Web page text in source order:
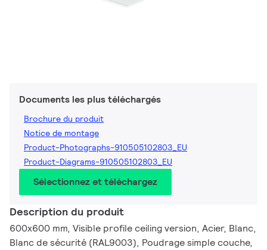
Documents les plus téléchargés
Brochure du produit
Notice de montage
Product-Photographs-910505102803_EU
Product-Diagrams-910505102803_EU
Sélectionnez et téléchargez
Description du produit
600x600 mm, Visible profile ceiling version, Acier, Blanc,
Blanc de sécurité (RAL9003), Poudrage simple couche,